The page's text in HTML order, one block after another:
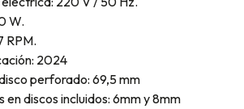
W.
RPM.
2024
perforado: 69,5 mm
en discos incluidos: 6mm y 8mm